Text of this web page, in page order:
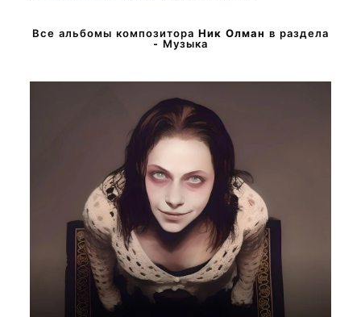
Все альбомы композитора Ник Олман в раздела
- Музыка